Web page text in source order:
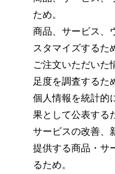
ため。
商品、サービス、
スタマイズするた
ご注文いただいた
足度を調査するた
個人情報を統計的
果として公表する
サービスの改善、
提供する商品・サ
るため。